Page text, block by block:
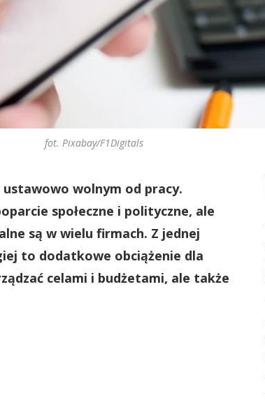
fot. Pixabay/F1Digitals
wolnym od pracy.
społeczne i polityczne, ale
są w wielu firmach. Z jednej
to dodatkowe obciążenie dla
celami i budżetami, ale także